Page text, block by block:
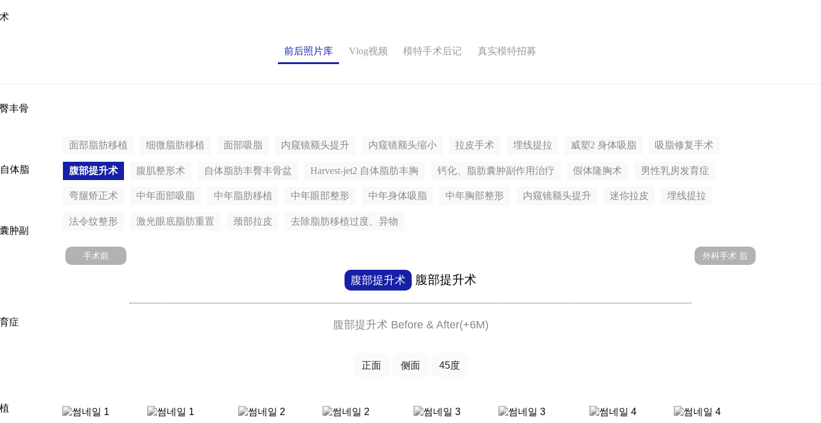
丰骨
体脂
肿副
症
前后照片库 Vlog视频 模特手术后记 真实模特招募
面部脂肪移植 细微脂肪移植 面部吸脂 内窥镜额头提升 内窥镜额头缩小 拉皮手术 埋线提拉 威塑2 身体吸脂 吸脂修复手术
腹部提升术 腹肌整形术 自体脂肪丰臀丰骨盆 Harvest-jet2 自体脂肪丰胸 钙化、脂肪囊肿副作用治疗 假体隆胸术 男性乳房发育症
弯腿矫正术 中年面部吸脂 中年脂肪移植 中年眼部整形 中年身体吸脂 中年胸部整形 内窥镜额头提升 迷你拉皮 埋线提拉
法令纹整形 激光眼底脂肪重置 颈部拉皮 去除脂肪移植过度、异物
手术前 外科手术 后
腹部提升术 腹部提升术
腹部提升术 Before & After(+6M)
正面 侧面 45度